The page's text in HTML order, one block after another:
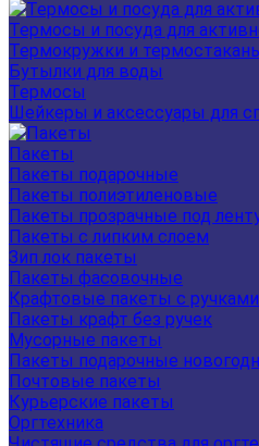
Термосы и посуда для
Термокружки и
Бутылки для воды
Термосы
Шейкеры и аксессуары для
Пакеты
Пакеты подарочные
Пакеты полиэтиленовые
Пакеты прозрачные под
Пакеты с липким слоем
Зип лок пакеты
Пакеты фасовочные
Крафтовые пакеты с ручками
Пакеты крафт без ручек
Мусорные пакеты
Пакеты подарочные
Почтовые пакеты
Курьерские пакеты
Оргтехника